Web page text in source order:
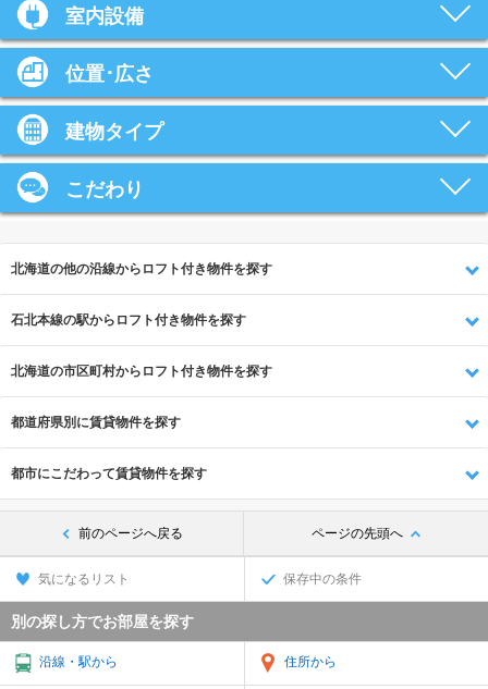
室内設備
位置･広さ
建物タイプ
こだわり
北海道の他の沿線からロフト付き物件を探す
石北本線の駅からロフト付き物件を探す
北海道の市区町村からロフト付き物件を探す
都道府県別に賃貸物件を探す
都市にこだわって賃貸物件を探す
前のページへ戻る ページの先頭へ
気になるリスト 保存中の条件
別の探し方でお部屋を探す
沿線・駅から 住所から